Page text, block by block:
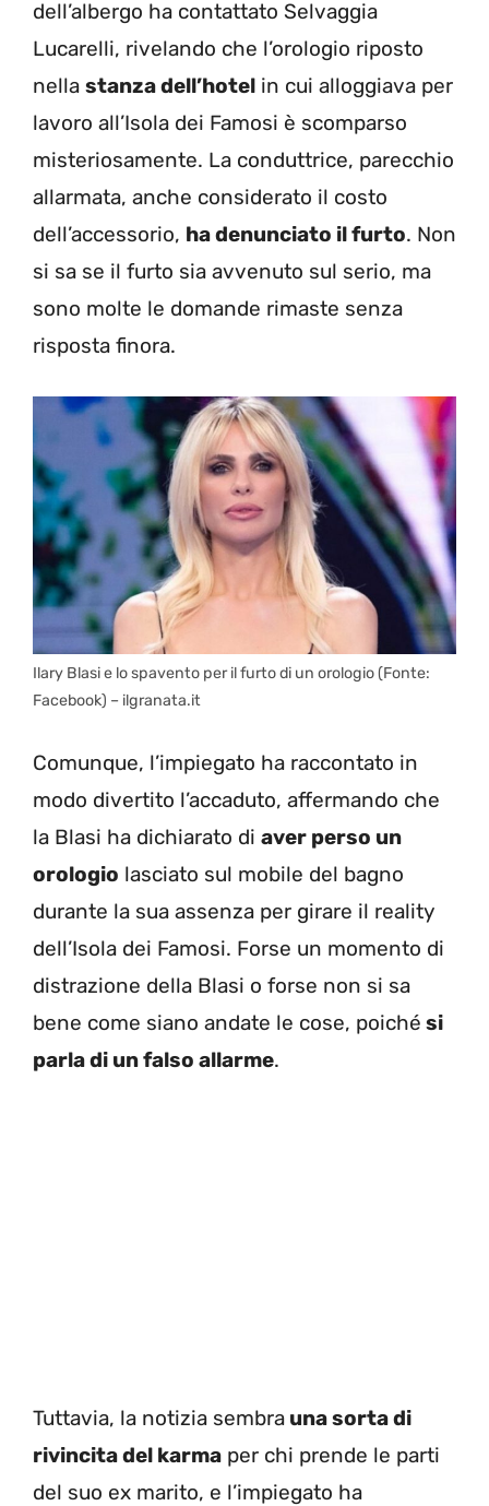
dell’albergo ha contattato Selvaggia
Lucarelli, rivelando che l’orologio riposto
nella stanza dell’hotel in cui alloggiava per
lavoro all’Isola dei Famosi è scomparso
misteriosamente. La conduttrice, parecchio
allarmata, anche considerato il costo
dell’accessorio, ha denunciato il furto. Non
si sa se il furto sia avvenuto sul serio, ma
sono molte le domande rimaste senza
risposta finora.
Ilary Blasi e lo spavento per il furto di un orologio (Fonte:
Facebook) – ilgranata.it
Comunque, l’impiegato ha raccontato in
modo divertito l’accaduto, affermando che
la Blasi ha dichiarato di aver perso un
orologio lasciato sul mobile del bagno
durante la sua assenza per girare il reality
dell’Isola dei Famosi. Forse un momento di
distrazione della Blasi o forse non si sa
bene come siano andate le cose, poiché si
parla di un falso allarme.
Tuttavia, la notizia sembra una sorta di
rivincita del karma per chi prende le parti
del suo ex marito, e l’impiegato ha